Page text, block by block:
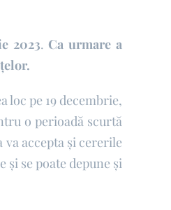
2023. Ca urmare a
loc pe 19 decembrie,
o perioadă scurtă
va accepta și cererile
se poate depune și